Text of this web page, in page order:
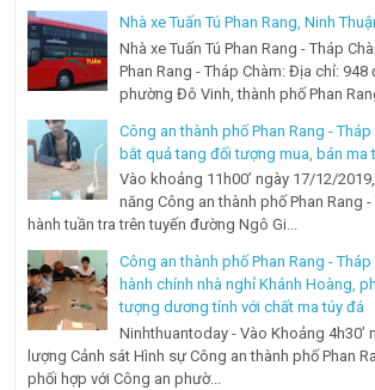
Nhà xe Tuấn Tú Phan Rang, Ninh
Nhà xe Tuấn Tú Phan Rang - Tháp
Phan Rang - Tháp Chàm: Địa chỉ: 948
phường Đô Vinh, thành phố Phan
Công an thành phố Phan Rang - Tháp
bắt quả tang đối tượng mua, bán ma
Vào khoảng 11h00’ ngày 17/12/
năng Công an thành phố Phan Rang
hành tuần tra trên tuyến đường Ngô Gi...
Công an thành phố Phan Rang -
hành chính nhà nghỉ Khánh Hoàng,
tượng dương tính với chất ma túy đá
Ninhthuantoday - Vào Khoảng 4h30’
lượng Cảnh sát Hình sự Công an thành phố Phan
phối hợp với Công an phườ...